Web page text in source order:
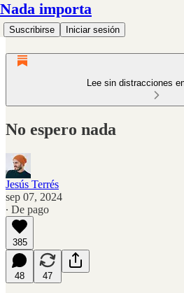
Nada importa
Suscribirse Iniciar sesión
Lee sin distracciones
No espero nada
Jesús Terrés
sep 07, 2024
∙ De pago
385
48 47